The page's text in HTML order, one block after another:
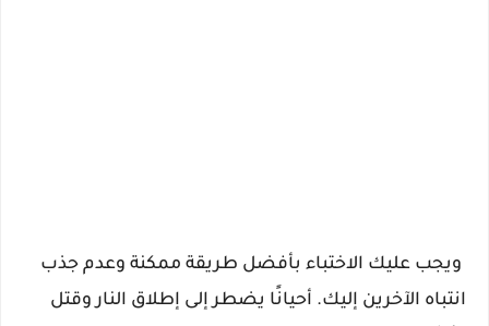
ويجب عليك الاختباء بأفضل طريقة ممكنة وعدم جذب
انتباه الآخرين إليك. أحيانًا يضطر إلى إطلاق النار وقتل